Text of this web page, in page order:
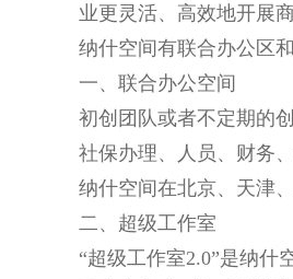
业更灵活、高效地开展商
纳什空间有联合办公区
一、联合办公空间
初创团队或者不定期的创业
社保办理、人员、财
纳什空间在北京、天津
二、超级工作室
“超级工作室2.0”是纳什